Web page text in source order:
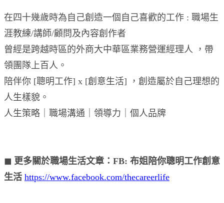
在四十幾歲時為自己創造一個自己喜歡的工作 : 職場生
涯教練/講師/顧問及內容創作者
曾經是跨越時區的外商大中華區業務營運經理人 ，帶
領團隊上百人。
陪伴你 [聰明工作] x [創意生活] ，創造屬於自己理想的
人生樣貌。
人生策略｜職場溝通｜領導力｜個人品牌
◼︎ 更多關於職場生活文章：FB: 布姐陪你聰明工作創意
生活 https://www.facebook.com/thecareerlife